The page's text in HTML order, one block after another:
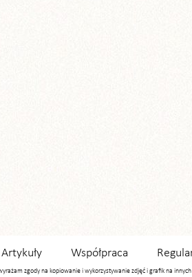
Artykuły Współpraca
zgody na kopiowanie i wykorzystywanie zdjęć i grafik na